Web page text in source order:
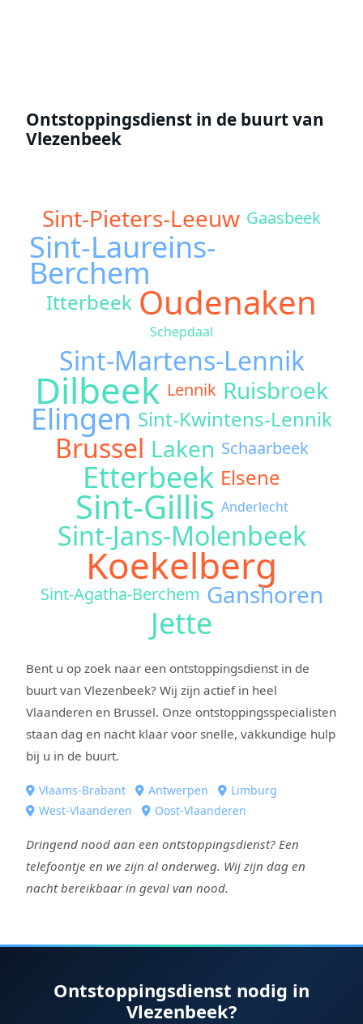
Ontstoppingsdienst in de buurt van
Vlezenbeek
Sint-Pieters-Leeuw Gaasbeek
Sint-Laureins-
Berchem
Itterbeek Oudenaken
Schepdaal
Sint-Martens-Lennik
Dilbeek Lennik Ruisbroek
Elingen Sint-Kwintens-Lennik
Brussel Laken Schaarbeek
Etterbeek Elsene
Sint-Gillis Anderlecht
Sint-Jans-Molenbeek
Koekelberg
Sint-Agatha-Berchem Ganshoren
Jette
Bent u op zoek naar een ontstoppingsdienst in de
buurt van Vlezenbeek? Wij zijn actief in heel
Vlaanderen en Brussel. Onze ontstoppingsspecialisten
staan dag en nacht klaar voor snelle, vakkundige hulp
bij u in de buurt.
Vlaams-Brabant Antwerpen
Limburg
West-Vlaanderen
Oost-Vlaanderen
Dringend nood aan een ontstoppingsdienst? Een
telefoontje en we zijn al onderweg. Wij zijn dag en
nacht bereikbaar in geval van nood.
Ontstoppingsdienst nodig in
Vlezenbeek?